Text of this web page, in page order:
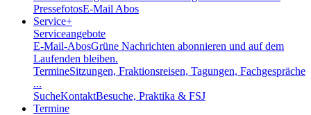
PressefotosE-Mail Abos
Service+
Serviceangebote
E-Mail-AbosGrüne Nachrichten abonnieren und auf dem
Laufenden bleiben.
TermineSitzungen, Fraktionsreisen, Tagungen, Fachgespräche
...
SucheKontaktBesuche, Praktika & FSJ
Termine